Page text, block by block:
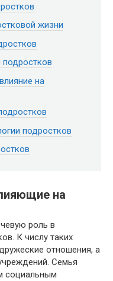
жизни
на
подростков
на
роль в
К числу таких
отношения, а
Семья
социальным